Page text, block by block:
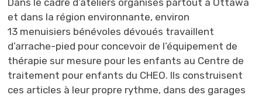
Dans le cadre d’ateliers organisés partout à Ottawa
et dans la région environnante, environ
13 menuisiers bénévoles dévoués travaillent
d’arrache-pied pour concevoir de l’équipement de
thérapie sur mesure pour les enfants au Centre de
traitement pour enfants du CHEO. Ils construisent
ces articles à leur propre rythme, dans des garages